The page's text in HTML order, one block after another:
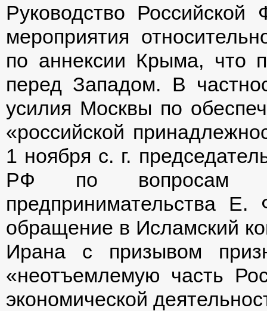
Руководство
мероприятия
по аннексии Крыма, что
перед Западом. В
усилия Москвы по
«российской
1 ноября с. г.
РФ по вопросам
предпринимательства
обращение в Исламский
Ирана с призывом
«неотъемлемую часть
экономической